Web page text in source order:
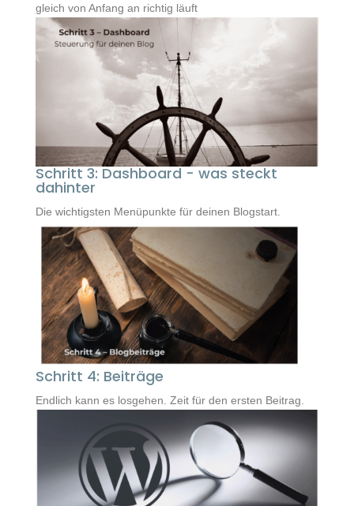
gleich von Anfang an richtig läuft
Schritt 3: Dashboard - was steckt
dahinter
Die wichtigsten Menüpunkte für deinen Blogstart.
Schritt 4: Beiträge
Endlich kann es losgehen. Zeit für den ersten Beitrag.